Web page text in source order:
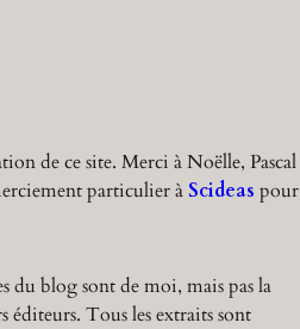
de ce site. Merci à Noëlle, Pascal
particulier à Scideas pour
du blog sont de moi, mais pas la
éditeurs. Tous les extraits sont